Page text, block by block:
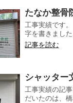
たなか整骨
工事実績です
字を書きまし
記事を読む
シャッター
工事実績の記
だいたのは、